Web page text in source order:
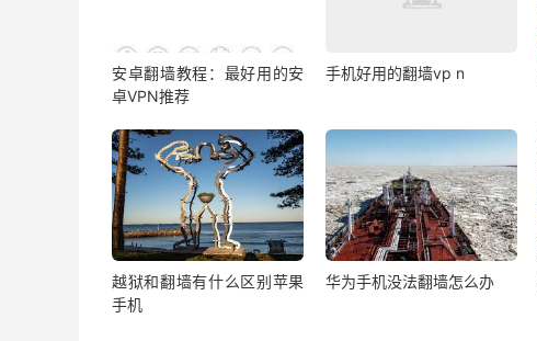
安卓翻墙教程：最好用的安
卓VPN推荐
手机好用的翻墙vp n
越狱和翻墙有什么区别苹果
手机
华为手机没法翻墙怎么办